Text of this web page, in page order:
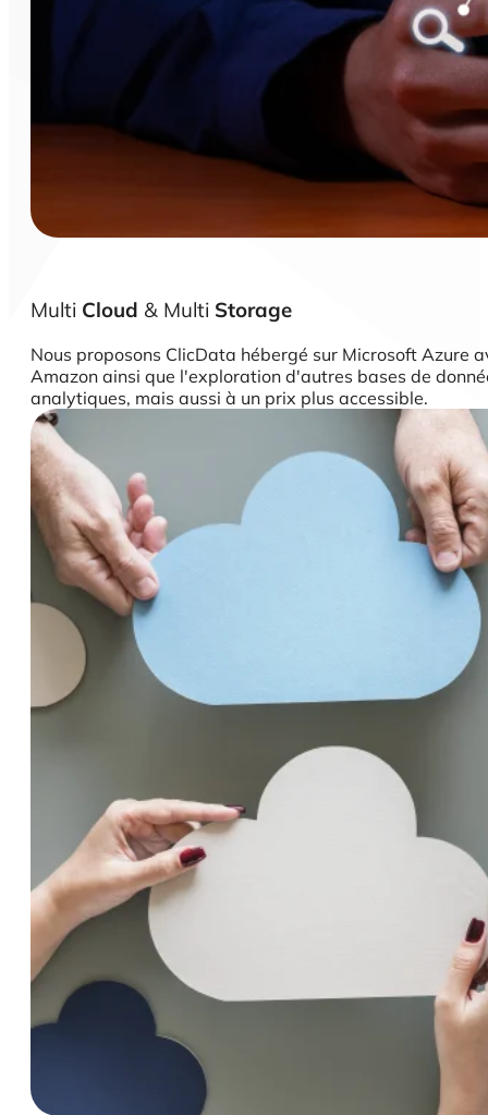
Cloud & Multi
Nous proposons ClicData hébergé sur Microsoft Azure
analytiques, mais aussi à un prix plus accessible.